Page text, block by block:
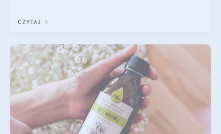
funkcjonowanie (
CZYTAJ